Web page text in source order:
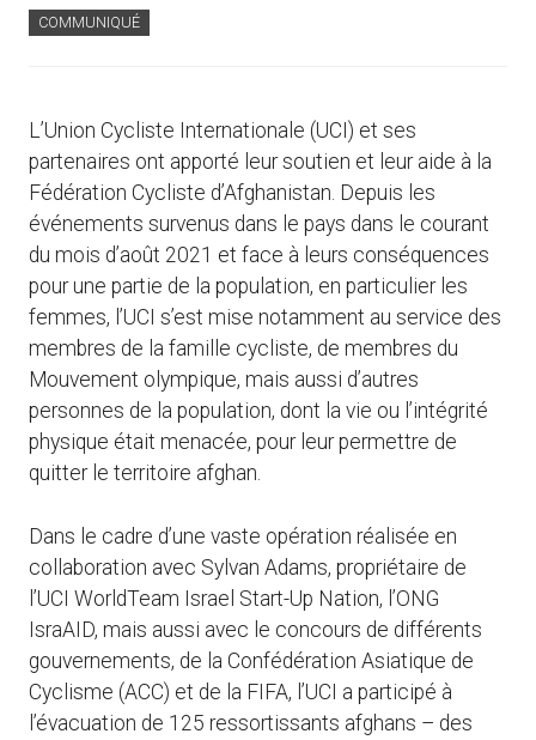
COMMUNIQUÉ
L’Union Cycliste Internationale (UCI) et ses
partenaires ont apporté leur soutien et leur aide à la
Fédération Cycliste d’Afghanistan. Depuis les
événements survenus dans le pays dans le courant
du mois d’août 2021 et face à leurs conséquences
pour une partie de la population, en particulier les
femmes, l’UCI s’est mise notamment au service des
membres de la famille cycliste, de membres du
Mouvement olympique, mais aussi d’autres
personnes de la population, dont la vie ou l’intégrité
physique était menacée, pour leur permettre de
quitter le territoire afghan.
Dans le cadre d’une vaste opération réalisée en
collaboration avec Sylvan Adams, propriétaire de
l’UCI WorldTeam Israel Start-Up Nation, l’ONG
IsraAID, mais aussi avec le concours de différents
gouvernements, de la Confédération Asiatique de
Cyclisme (ACC) et de la FIFA, l’UCI a participé à
l’évacuation de 125 ressortissants afghans – des